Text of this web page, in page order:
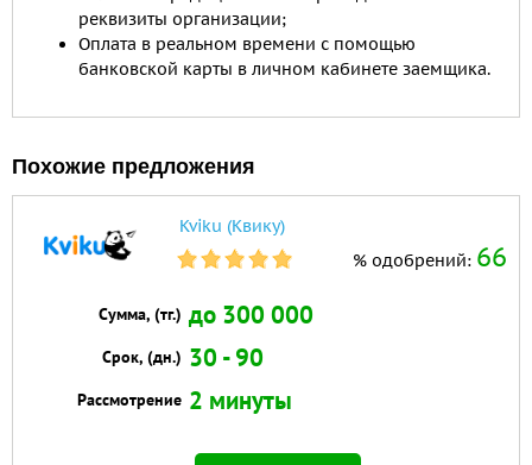
реквизиты организации;
Оплата в реальном времени с помощью
банковской карты в личном кабинете заемщика.
Похожие предложения
Kviku (Квику)
% одобрений: 66
Сумма, (тг.) до 300 000
Срок, (дн.) 30 - 90
Рассмотрение 2 минуты